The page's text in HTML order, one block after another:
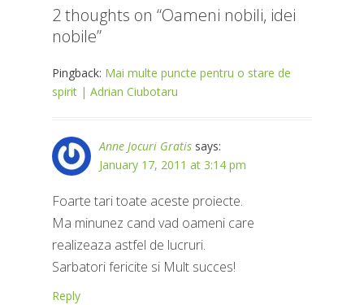
2 thoughts on “Oameni nobili, idei
nobile”
Pingback: Mai multe puncte pentru o stare de
spirit | Adrian Ciubotaru
Anne Jocuri Gratis says:
January 17, 2011 at 3:14 pm
Foarte tari toate aceste proiecte.
Ma minunez cand vad oameni care
realizeaza astfel de lucruri.
Sarbatori fericite si Mult succes!
Reply